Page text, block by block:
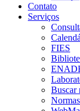
Contato
Serviços
FIES
Buscar